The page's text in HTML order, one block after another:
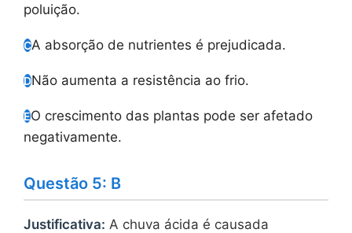
poluição.
CA absorção de nutrientes é prejudicada.
DNão aumenta a resistência ao frio.
EO crescimento das plantas pode ser afetado
negativamente.
Questão 5: B
Justificativa: A chuva ácida é causada